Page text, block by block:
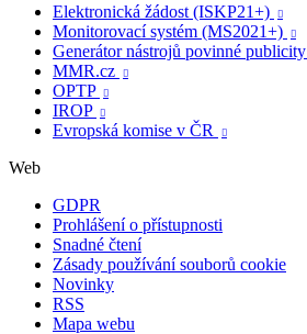
Elektronická žádost (ISKP21+)

Monitorovací systém (MS2021+) 
Generátor nástrojů povinné publicity
MMR.cz 
OPTP 
IROP 
Evropská komise v ČR 
Web
GDPR
Prohlášení o přístupnosti
Snadné čtení
Zásady používání souborů cookie
Novinky
RSS
Mapa webu